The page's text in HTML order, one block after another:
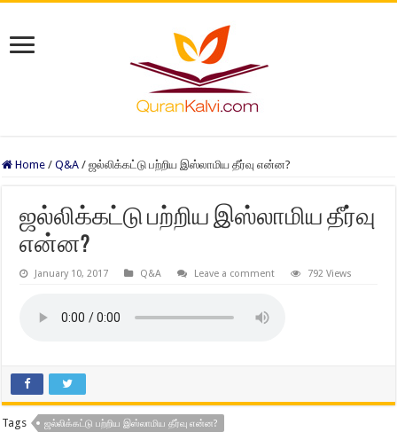
Home / Q&A / ஜல்லிக்கட்டு பற்றிய இஸ்லாமிய தீர்வு என்ன?
ஜல்லிக்கட்டு பற்றிய இஸ்லாமிய தீர்வு
என்ன?
January 10, 2017 Q&A Leave a comment 792 Views
Tags ஜல்லிக்கட்டு பற்றிய இஸ்லாமிய தீர்வு என்ன?